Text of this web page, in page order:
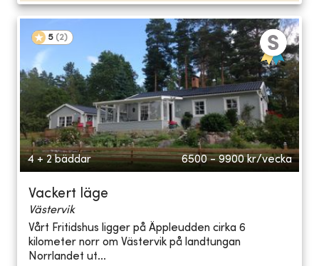
5 (2)
4 + 2 bäddar 6500 - 9900 kr/vecka
Vackert läge
Västervik
Vårt Fritidshus ligger på Äppleudden cirka 6
kilometer norr om Västervik på landtungan
Norrlandet ut...